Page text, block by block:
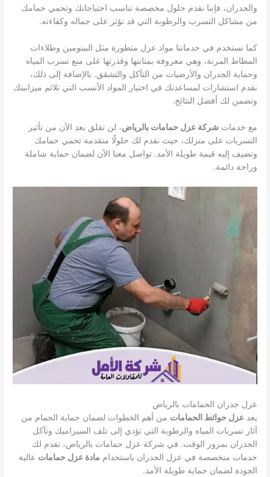
والجدران، فإننا نقدم حلول مخصصة تناسب احتياجاتك وتحمي حمامك
من مشاكل التسرب والرطوبة التي قد تؤثر على جماله وكفاءته.
كما نستخدم في خدماتنا مواد عزل متطورة مثل البيتومين وطلاءات
المطاط المرنة، وهي معروفة بمتانتها وقدرتها على منع تسرب المياه
وحماية الجدران والأرضيات من التآكل والتشقق. بالإضافة إلى ذلك،
نقدم استشارات لمساعدتك في اختيار المواد الأنسب التي تلائم ميزانيتك
وتضمن لك أفضل النتائج.
مع خدمات شركة عزل حمامات بالرياض، لن تقلق بعد الآن من تأثير
التسربات على منزلك، حيث نقدم لك حلولًا متقدمة تحمي حمامك
وتضيف إليه قيمة طويلة الأمد. تواصل معنا الآن لضمان حماية شاملة
وراحة دائمة.
عزل جدران الحمامات بالرياض
يعدعزل حوائط الحمامات من أهم الخطوات لضمان حماية الحمام من
آثار تسربات المياه والرطوبة التي تؤدي إلى تلف السيراميك وتآكل
الجدران بمرور الوقت. في شركة عزل حمامات بالرياض، نقدم لك
خدمات متخصصة في عزل الجدران باستخدام مادة عزل حمامات عالية
الجودة لضمان حماية طويلة الأمد.